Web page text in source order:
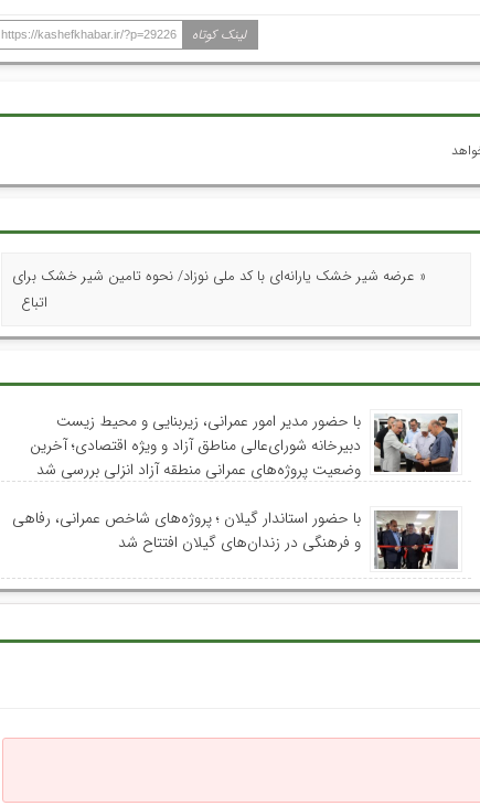
لینک کوتاه https://kashefkhabar.ir/?p=29226
« عرضه شیر خشک یارانه‌ای با کد ملی نوزاد/ نحوه تامین شیر خشک برای
اتباع
با حضور مدیر امور عمرانی، زیربنایی و محیط زیست
دبیرخانه شورای‌عالی مناطق آزاد و ویژه اقتصادی؛ آخرین
وضعیت پروژه‌های عمرانی منطقه آزاد انزلی بررسی شد
با حضور استاندار گیلان ؛ پروژه‌های شاخص عمرانی، رفاهی
و فرهنگی در زندان‌های گیلان افتتاح شد